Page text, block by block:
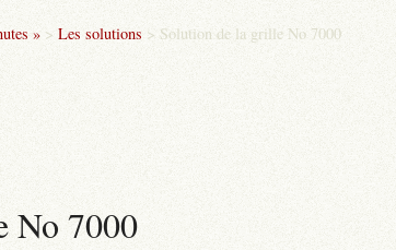
» > Les solutions > Solution de la grille No 7000
No 7000